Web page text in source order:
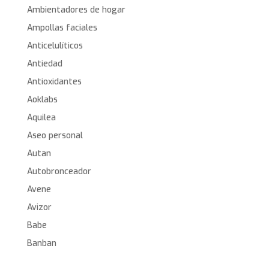
Ambientadores de hogar
Ampollas faciales
Anticelulíticos
Antiedad
Antioxidantes
Aoklabs
Aquilea
Aseo personal
Autan
Autobronceador
Avene
Avizor
Babe
Banban